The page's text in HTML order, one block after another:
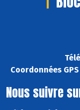
Coordonnées
Nous suivre